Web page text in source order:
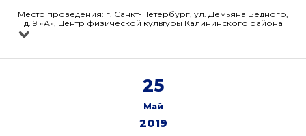
Место проведения: г. Санкт-Петербург, ул. Демьяна Бедного,
д. 9 «А», Центр физической культуры Калининского района
25
Май
2019